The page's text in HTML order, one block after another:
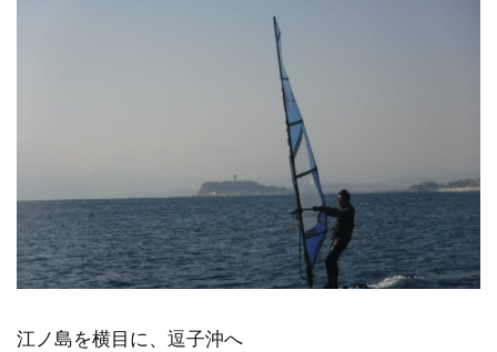
江ノ島を横目に、逗子沖へ